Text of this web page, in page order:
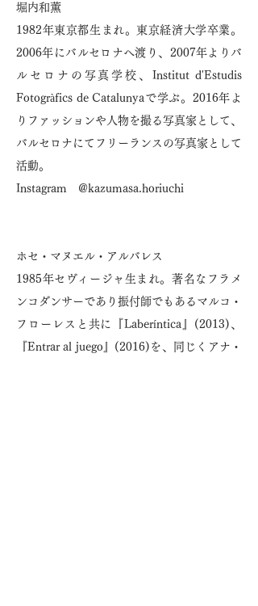
堀内和薫
1982年東京都生まれ。東京経済大学卒業。
2006年にバルセロナへ渡り、2007年よりバ
ルセロナの写真学校、Institut d'Estudis
Fotogràfics de Catalunyaで学ぶ。2016年よ
りファッションや人物を撮る写真家として、
バルセロナにてフリーランスの写真家として
活動。
Instagram @kazumasa.horiuchi
ホセ・マヌエル・アルバレス
1985年セヴィージャ生まれ。著名なフラメ
ンコダンサーであり振付師でもあるマルコ・
フローレスと共に『Laberíntica』(2013)、
『Entrar al juego』(2016)を、同じくアナ・